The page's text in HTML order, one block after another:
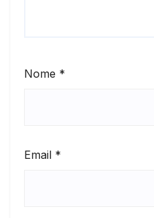
Nome *
Email *